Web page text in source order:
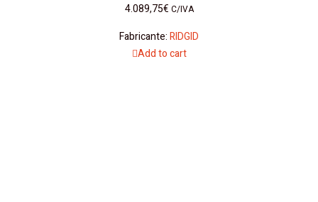
4.089,75€ C/IVA
Fabricante:RIDGID
Add to cart